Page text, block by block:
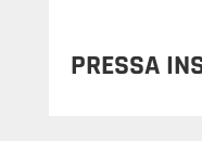
PRESSA